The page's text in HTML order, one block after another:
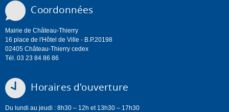
Coordonnées
Mairie de Château-Thierry
16 place de l'Hôtel de Ville - B.P.20198
02405 Château-Thierry cedex
Tél. 03 23 84 86 86
Horaires d'ouverture
Du lundi au jeudi : 8h30 – 12h et 13h30 – 17h30